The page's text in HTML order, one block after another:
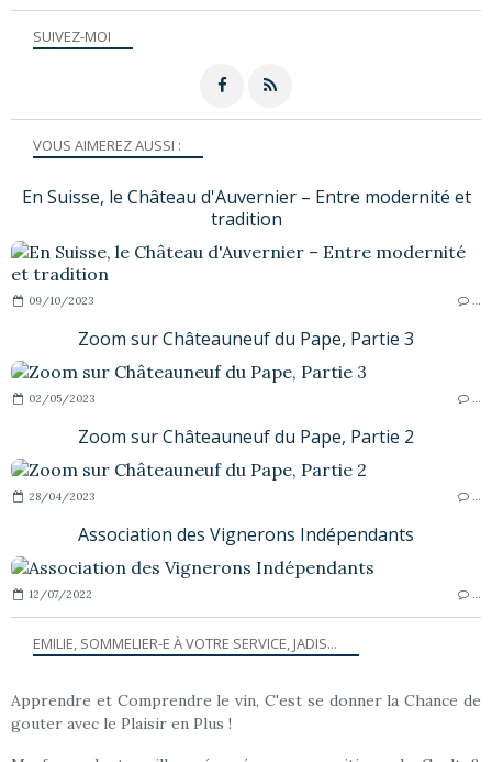
SUIVEZ-MOI
VOUS AIMEREZ AUSSI :
En Suisse, le Château d'Auvernier – Entre modernité et
tradition
09/10/2023
Zoom sur Châteauneuf du Pape, Partie 3
02/05/2023
Zoom sur Châteauneuf du Pape, Partie 2
28/04/2023
Association des Vignerons Indépendants
12/07/2022
EMILIE, SOMMELIER-E À VOTRE SERVICE, JADIS...
Apprendre et Comprendre le vin, C'est se donner la Chance de
gouter avec le Plaisir en Plus !